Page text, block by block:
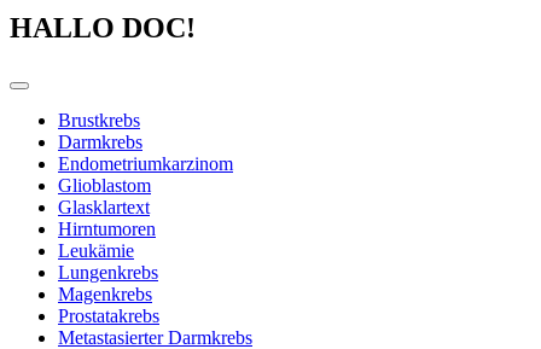
HALLO DOC!
Brustkrebs
Darmkrebs
Endometriumkarzinom
Glioblastom
Glasklartext
Hirntumoren
Leukämie
Lungenkrebs
Magenkrebs
Prostatakrebs
Metastasierter Darmkrebs